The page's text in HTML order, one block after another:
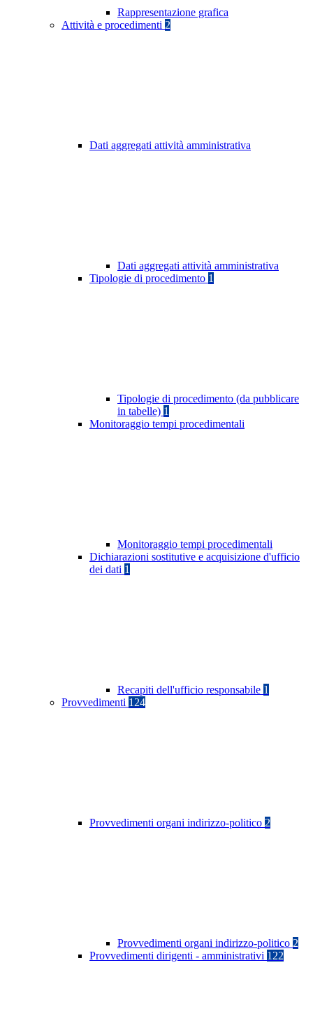
Rappresentazione grafica
Attività e procedimenti 2
Dati aggregati attività amministrativa
Dati aggregati attività amministrativa
Tipologie di procedimento 1
Tipologie di procedimento (da pubblicare
in tabelle) 1
Monitoraggio tempi procedimentali
Monitoraggio tempi procedimentali
Dichiarazioni sostitutive e acquisizione d'ufficio
dei dati 1
Recapiti dell'ufficio responsabile 1
Provvedimenti 124
Provvedimenti organi indirizzo-politico 2
Provvedimenti organi indirizzo-politico 2
Provvedimenti dirigenti - amministrativi 122